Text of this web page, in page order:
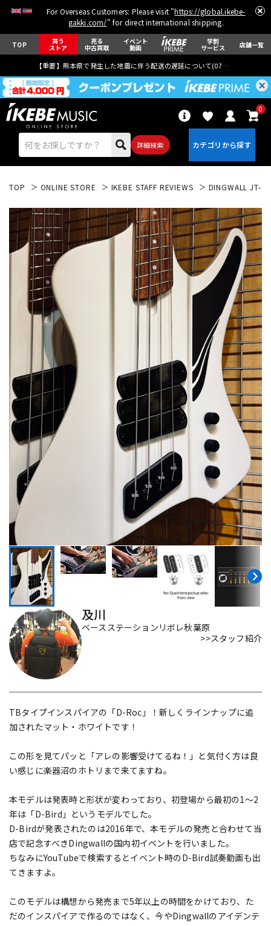
For Overseas Customers: Please visit "https://global.ikebe-
gakki.com/" for direct international shipping.
TOP 買う
ストア
売る
中古買取
イベント
動画
学割
サービス 店舗一覧
【重要】熊本県で発生した地震に伴う配送の遅延について(07月29日
詳細検索
0
エレキギター アコギ/エレアコ
ベース ウクレレ
ドラム パーカッション
キーボード 電子ピアノ
管楽器 その他楽器
エフェクター
DTM
DTM オンライン納品
配信/ライブ機器 楽器アクセサリ
中古 ヴィンテージ
TOP ONLINE STORE IKEBE STAFF REVIEWS DINGWALL JT-
及川
ベースステーションリボレ秋葉原
>>スタッフ紹介
TBタイプインスパイアの「D-Roc」！新しくラインナップに追
加されたマット・ホワイトです！
この形を見てパッと「アレの影響受けてるね！」と気付く方は良
い感じに楽器沼のホトリまで来てますね。
本モデルは発表時と形状が変わっており、初登場から最初の1〜2
年は「D-Bird」というモデルでした。
D-Birdが発表されたのは2016年で、本モデルの発売と合わせて当
店で記念すべきDingwallの国内初イベントを行いました。
ちなみにYouTubeで検索するとイベント時のD-Bird試奏動画も出
てきますよ。
このモデルは構想から発売まで5年以上の時間をかけており、た
だのインスパイアで作るのではなく、今やDingwallのアイデンテ